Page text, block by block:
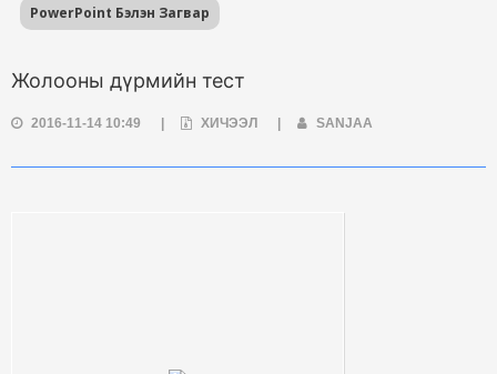
PowerPoint Бэлэн Загвар
Жолооны дүрмийн тест
2016-11-14 10:49 ХИЧЭЭЛ SANJAA